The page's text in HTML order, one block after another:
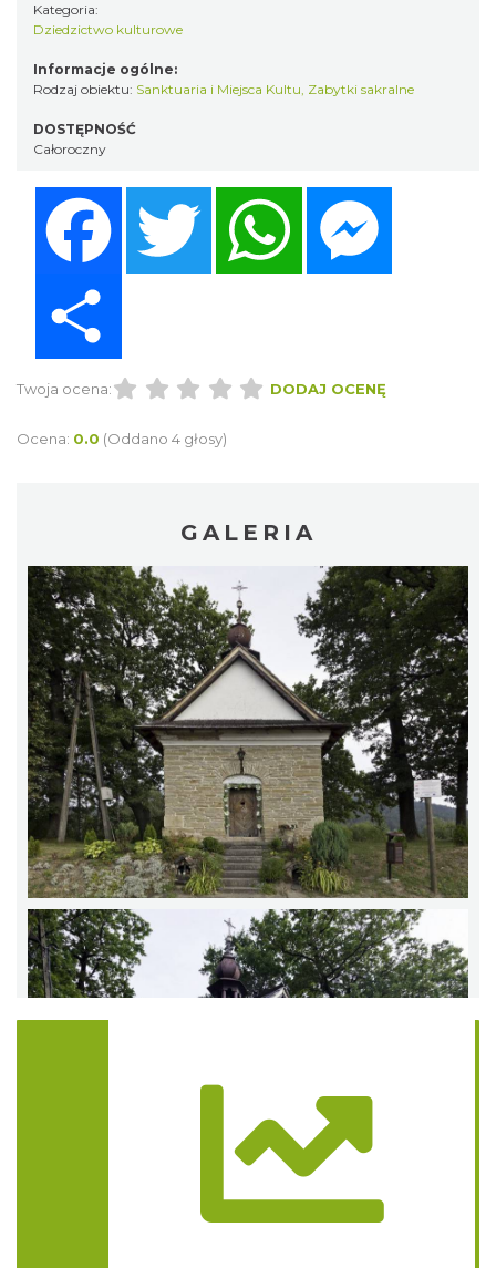
Kategoria:
Dziedzictwo kulturowe
Informacje ogólne:
Rodzaj obiektu: Sanktuaria i Miejsca Kultu, Zabytki sakralne
DOSTĘPNOŚĆ
Całoroczny
Twitter WhatsApp
Twoja ocena: DODAJ OCENĘ
Ocena: 0.0 (Oddano 4 głosy)
GALERIA